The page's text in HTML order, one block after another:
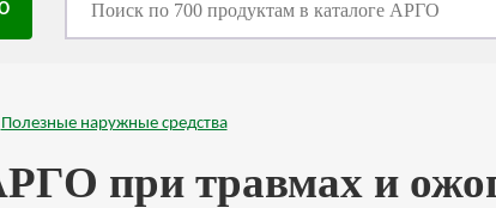
Полезные наружные средства
при травмах и